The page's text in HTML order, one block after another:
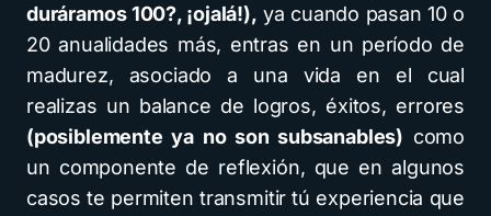
duráramos 100?, ¡ojalá!), ya cuando pasan 10 o
20 anualidades más, entras en un período de
madurez, asociado a una vida en el cual
realizas un balance de logros, éxitos, errores
(posiblemente ya no son subsanables) como
un componente de reflexión, que en algunos
casos te permiten transmitir tú experiencia que